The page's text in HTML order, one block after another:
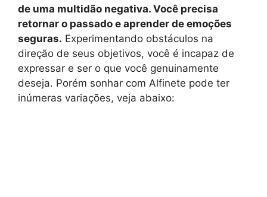
de uma multidão negativa. Você precisa
retornar o passado e aprender de emoções
seguras. Experimentando obstáculos na
direção de seus objetivos, você é incapaz de
expressar e ser o que você genuinamente
deseja. Porém sonhar com Alfinete pode ter
inúmeras variações, veja abaixo: